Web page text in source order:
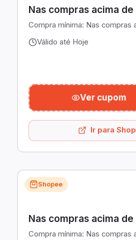
Nas compras acima de
Compra mínima: Nas compras
Válido até Hoje
Ver cupom
Ir para
Shopee
Nas compras acima de
Compra mínima: Nas compras